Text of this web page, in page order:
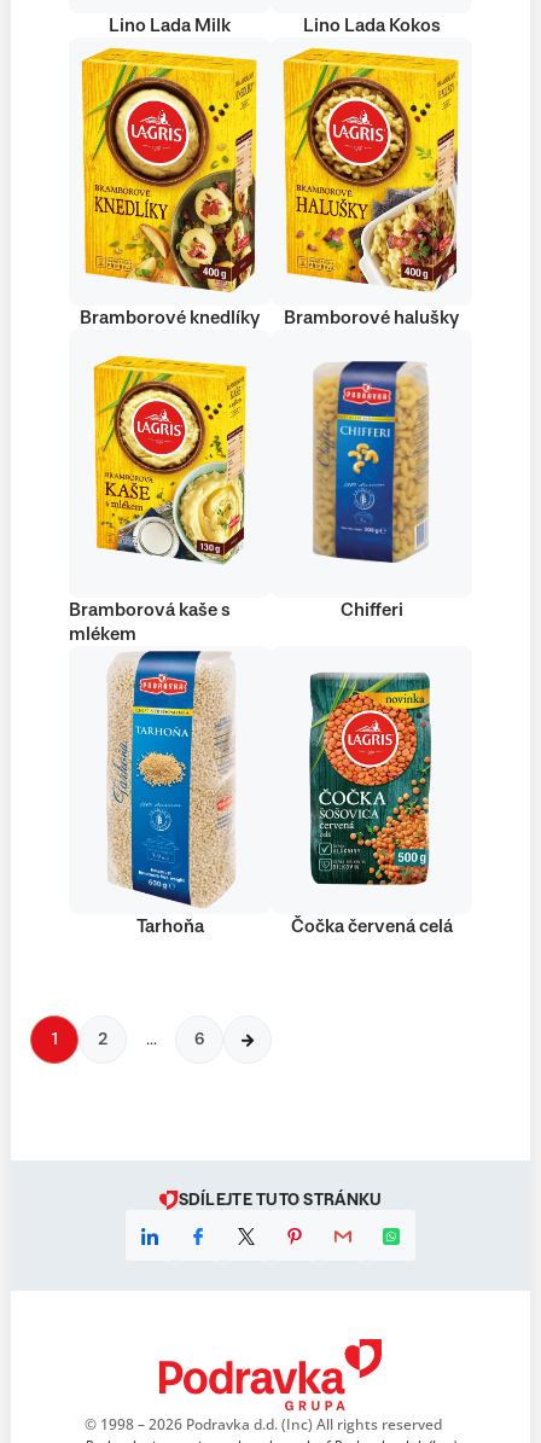
Lino Lada Milk Lino Lada Kokos
Bramborové knedlíky Bramborové halušky
Bramborová kaše s
mlékem
Chifferi
Tarhoňa Čočka červená celá
1 2 … 6
SDÍLEJTE TUTO STRÁNKU
© 1998 – 2026 Podravka d.d. (Inc) All rights reserved